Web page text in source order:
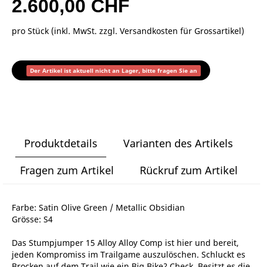
2.600,00 CHF
pro Stück (inkl. MwSt. zzgl. Versandkosten für Grossartikel)
Der Artikel ist aktuell nicht an Lager, bitte fragen Sie an
Produktdetails
Varianten des Artikels
Fragen zum Artikel
Rückruf zum Artikel
Farbe: Satin Olive Green / Metallic Obsidian
Grösse: S4
Das Stumpjumper 15 Alloy Alloy Comp ist hier und bereit,
jeden Kompromiss im Trailgame auszulöschen. Schluckt es